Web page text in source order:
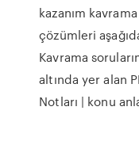
kazanım
çözümleri
Kavrama
altında yer alan
Notları | konu